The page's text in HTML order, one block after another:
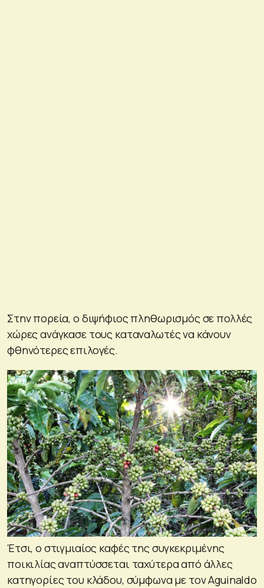
Στην πορεία, ο διψήφιος πληθωρισμός σε πολλές
χώρες ανάγκασε τους καταναλωτές να κάνουν
φθηνότερες επιλογές.
Έτσι, ο στιγμιαίος καφές της συγκεκριμένης
ποικιλίας αναπτύσσεται ταχύτερα από άλλες
κατηγορίες του κλάδου, σύμφωνα με τον Aguinaldo